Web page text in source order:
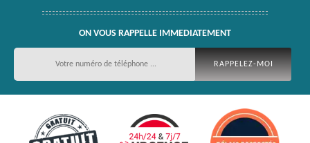
ON VOUS RAPPELLE IMMEDIATEMENT